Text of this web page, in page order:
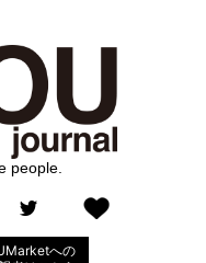
people.
への